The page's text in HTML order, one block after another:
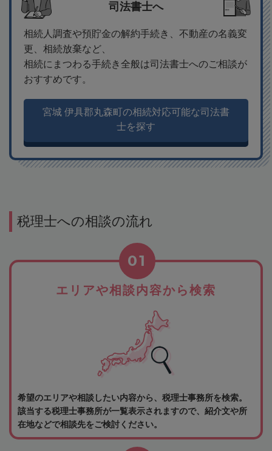
司法書士へ
相続人調査や預貯金の解約手続き、不動産の名義変
更、相続放棄など、
相続にまつわる手続き全般は司法書士へのご相談が
おすすめです。
宮城 伊具郡丸森町の相続対応可能な司法書
士を探す
税理士への相談の流れ
エリアや相談内容から検索
01
希望のエリアや相談したい内容から、税理士事務所を検索。
該当する税理士事務所が一覧表示されますので、紹介文や所
在地などで相談先をご検討ください。